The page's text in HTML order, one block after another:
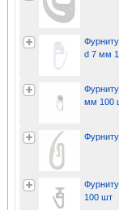
d 7 мм
мм 100
100 шт